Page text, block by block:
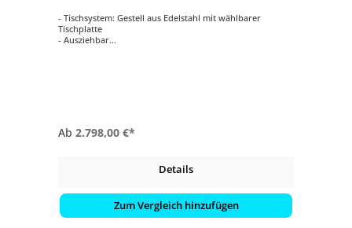
- Tischsystem: Gestell aus Edelstahl mit wählbarer
Tischplatte
- Ausziehbar
Ab 2.798,00 €*
Details
Zum Vergleich hinzufügen